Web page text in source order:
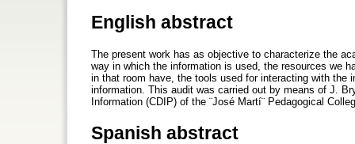
English abstract
The present work has as objective to characterize the
way in which the information is used, the resources we
in that room have, the tools used for interacting with the
information. This audit was carried out by means of J.
Information (CDIP) of the ¨José Martí¨ Pedagogical
Spanish abstract